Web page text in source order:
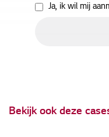
Ja, ik wil mij
Bekijk ook deze